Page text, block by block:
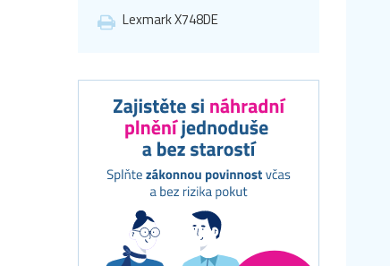
Lexmark X748DE